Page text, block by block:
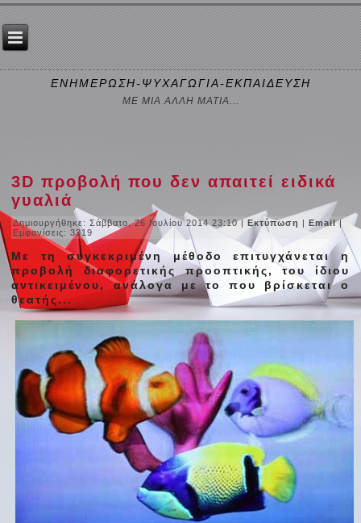
ΕΝΗΜΕΡΩΣΗ-ΨΥΧΑΓΩΓΙΑ-ΕΚΠΑΙΔΕΥΣΗ
ΜΕ ΜΙΑ ΑΛΛΗ ΜΑΤΙΑ...
3D προβολή που δεν απαιτεί ειδικά
γυαλιά
Δημιουργήθηκε: Σάββατο, 26 Ιουλίου 2014 23:10|Εκτύπωση |Email|
Εμφανίσεις: 3319
Mε τη συγκεκριμένη μέθοδο επιτυγχάνεται η
προβολή διαφορετικής προοπτικής, του ίδιου
αντικειμένου, ανάλογα με το που βρίσκεται ο
θεατής...